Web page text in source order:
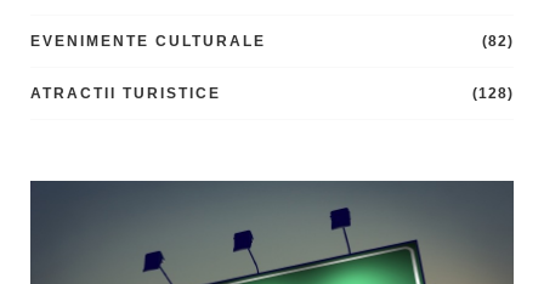
EVENIMENTE CULTURALE (82)
ATRACTII TURISTICE (128)